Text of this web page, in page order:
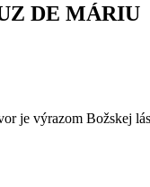
DE MÁRIU
je výrazom Božskej